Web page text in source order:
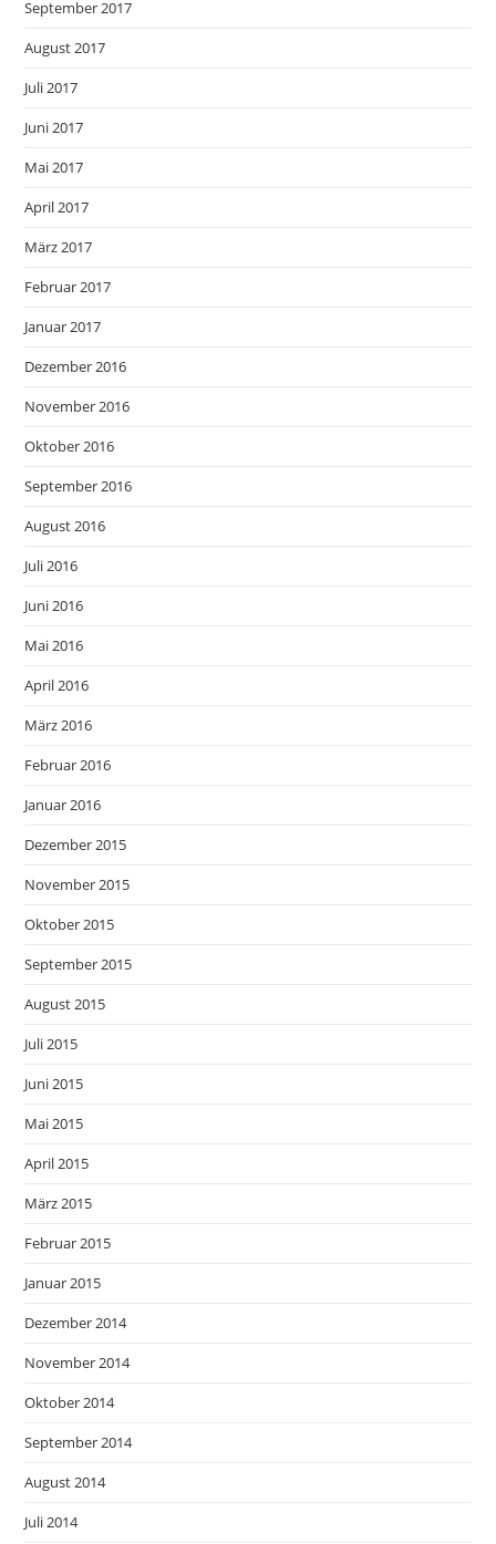
September 2017
August 2017
Juli 2017
Juni 2017
Mai 2017
April 2017
März 2017
Februar 2017
Januar 2017
Dezember 2016
November 2016
Oktober 2016
September 2016
August 2016
Juli 2016
Juni 2016
Mai 2016
April 2016
März 2016
Februar 2016
Januar 2016
Dezember 2015
November 2015
Oktober 2015
September 2015
August 2015
Juli 2015
Juni 2015
Mai 2015
April 2015
März 2015
Februar 2015
Januar 2015
Dezember 2014
November 2014
Oktober 2014
September 2014
August 2014
Juli 2014